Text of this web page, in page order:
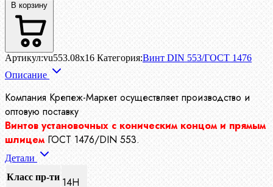
В корзину
Артикул:vu553.08x16 Категория:Винт DIN 553/ГОСТ 1476
Описание
Компания Крепеж-Маркет осуществляет производство и
оптовую поставку
Винтов установочных с коническим концом и прямым
шлицем ГОСТ 1476/DIN 553.
Детали
Класс пр-ти 14Н